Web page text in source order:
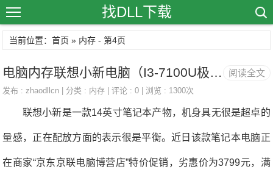
找DLL下载
当前位置：首页 » 内存 - 第4页
阅读全文
电脑内存联想小新电脑（I3-7100U极光银 4G内存 128G固态 高清IPS屏） 京东3799元（赠品
发布 :zhaodllcn | 分类 : 内存 | 评论 : 0 | 浏览 : 1300次
联想小新是一款14英寸笔记本产物，机身具无很是超卓的
量感，正在配放方面的表示很是平衡。近日该款笔记本电脑正
在商家“京东京联电脑博营店”特价促销，劣惠价为3799元，满